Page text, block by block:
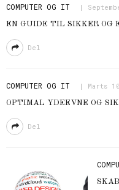
COMPUTER OG IT
EN GUIDE TIL SIKKER OG
Del
COMPUTER OG IT Marts
OPTIMAL YDEEVNE OG
Del